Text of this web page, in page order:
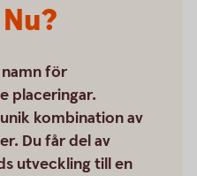
namn för
placeringar.
kombination av
Du får del av
utveckling till en